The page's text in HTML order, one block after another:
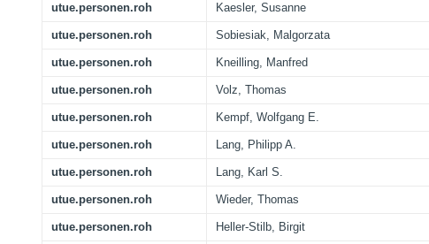
utue.personen.roh Kaesler, Susanne
utue.personen.roh Sobiesiak, Malgorzata
utue.personen.roh Kneilling, Manfred
utue.personen.roh Volz, Thomas
utue.personen.roh Kempf, Wolfgang E.
utue.personen.roh Lang, Philipp A.
utue.personen.roh Lang, Karl S.
utue.personen.roh Wieder, Thomas
utue.personen.roh Heller-Stilb, Birgit